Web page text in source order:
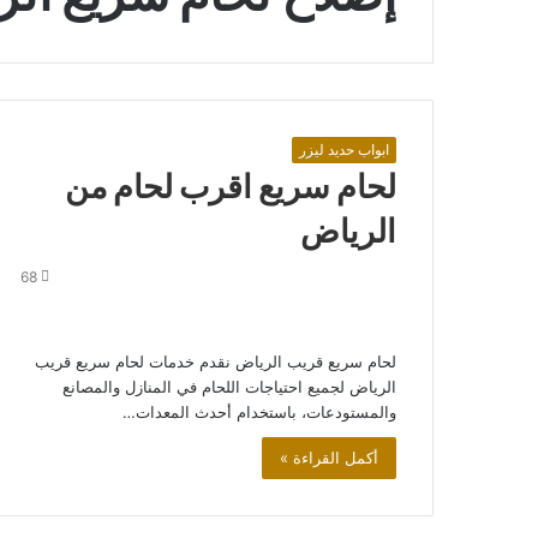
ابواب حديد ليزر
لحام سريع اقرب لحام من
الرياض
68
لحام سريع قريب الرياض نقدم خدمات لحام سريع قريب
الرياض لجميع احتياجات اللحام في المنازل والمصانع
والمستودعات، باستخدام أحدث المعدات…
أكمل القراءة »